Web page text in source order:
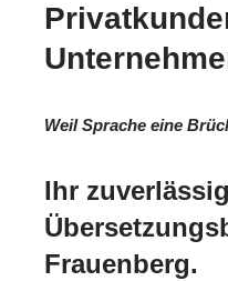
Weil Sprache eine
Ihr
Frauenberg.